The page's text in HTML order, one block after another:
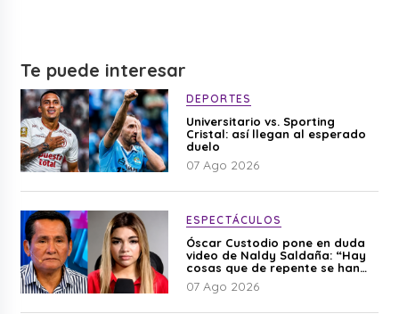
Te puede interesar
DEPORTES
Universitario vs. Sporting
Cristal: así llegan al esperado
duelo
07 Ago 2026
ESPECTÁCULOS
Óscar Custodio pone en duda
video de Naldy Saldaña: “Hay
cosas que de repente se han
editado”
07 Ago 2026